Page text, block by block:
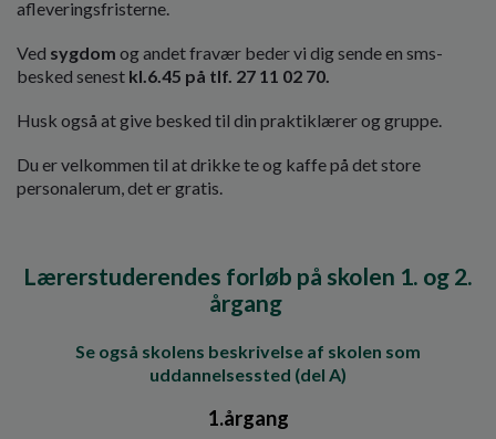
afleveringsfristerne.
Ved sygdom og andet fravær beder vi dig sende en sms-
besked senest kl.6.45 på tlf. 27 11 02 70.
Husk også at give besked til din praktiklærer og gruppe.
Du er velkommen til at drikke te og kaffe på det store
personalerum, det er gratis.
Lærerstuderendes forløb på skolen 1. og 2.
årgang
Se også skolens beskrivelse af skolen som
uddannelsessted (del A)
1.årgang